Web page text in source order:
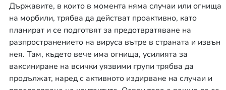
Държавите, в които в момента няма случаи или огнища
на морбили, трябва да действат проактивно, като
планират и се подготвят за предотвратяване на
разпространението на вируса вътре в страната и извън
нея. Там, където вече има огнища, усилията за
ваксиниране на всички уязвими групи трябва да
продължат, наред с активното издирване на случаи и